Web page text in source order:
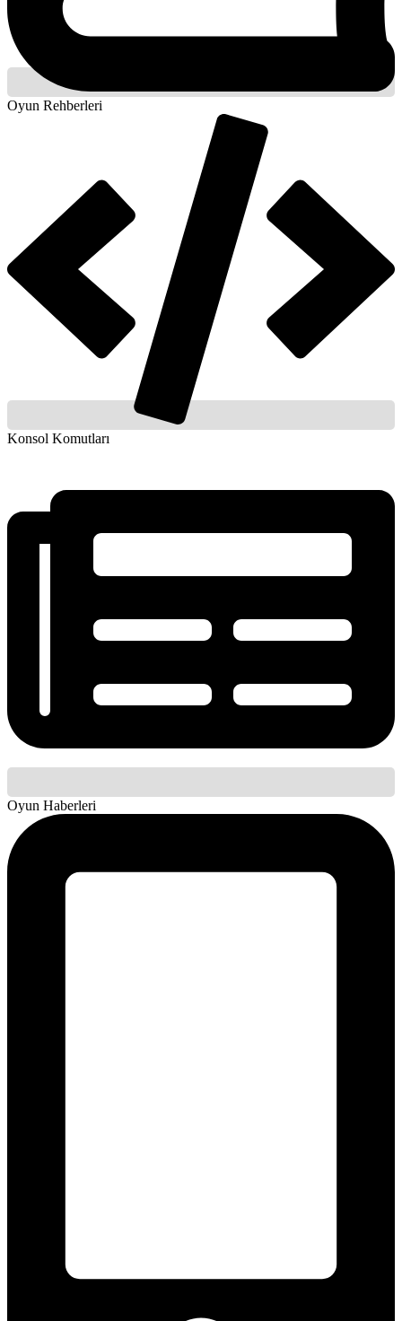
Oyun Rehberleri
Konsol Komutları
Oyun Haberleri